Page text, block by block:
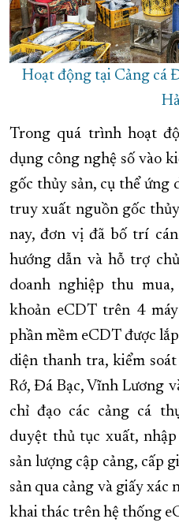
Hoạt động tại Cảng cá
Trong quá trình hoạt
dụng công nghệ số vào
gốc thủy sản, cụ thể ứng
truy xuất nguồn gốc
nay, đơn vị đã bố trí
hướng dẫn và hỗ trợ
doanh nghiệp thu
khoản eCDT trên 4
phần mềm eCDT được
diện thanh tra, kiểm
Rớ, Đá Bạc, Vĩnh Lương
chỉ đạo các cảng cá
duyệt thủ tục xuất,
sản lượng cập cảng, cấp
sản qua cảng và giấy xác
khai thác trên hệ thống